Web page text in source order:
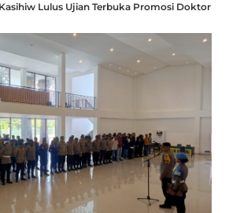
Lulus Ujian Terbuka Promosi Doktor